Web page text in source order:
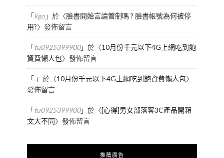
「kgo」於〈臉書開始言論管制嗎 ? 臉書帳號為何被停
用?〉發佈留言
「tu0925399900」於〈10月份千元以下4G上網吃到飽
資費懶人包〉發佈留言
「.」於〈10月份千元以下4G上網吃到飽資費懶人包〉
發佈留言
「tu0925399900」於〈[心得]男女部落客3C產品開箱
文大不同〉發佈留言
推薦廣告